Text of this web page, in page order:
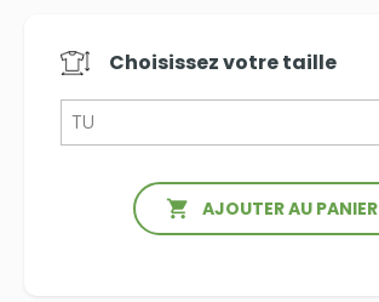
Choisissez votretaille
 AJOUTER AU PANIER